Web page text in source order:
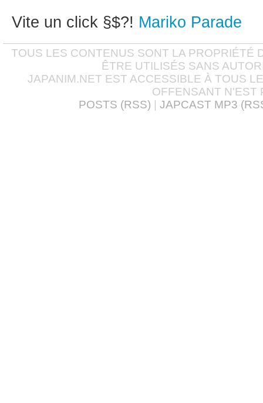
Vite un click §$?! Mariko Parade
TOUS LES CONTENUS SONT LA PROPRIÉTÉ
ÊTRE UTILISÉS SANS
JAPANIM.NET EST ACCESSIBLE À TOUS
OFFENSANT N'EST
POSTS (RSS)
JAPCAST MP3